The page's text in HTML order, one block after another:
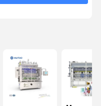
Видео О Нас